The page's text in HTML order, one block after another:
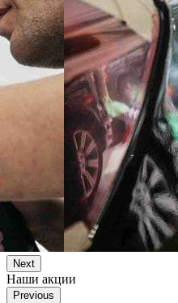
Next
Наши акции
Previous